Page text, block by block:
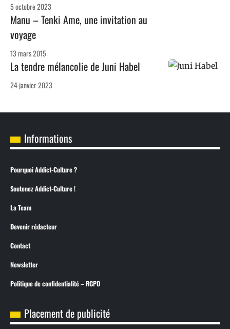
5 octobre 2023
Manu – Tenki Ame, une invitation au
voyage
13 mars 2015
La tendre mélancolie de Juni Habel
24 janvier 2023
Informations
Pourquoi Addict-Culture ?
Soutenez Addict-Culture !
La Team
Devenir rédacteur
Contact
Newsletter
Politique de confidentialité – RGPD
Placement de publicité